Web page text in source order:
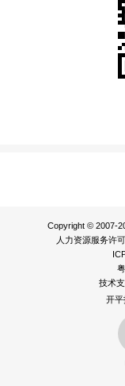
Copyright © 2007-
人力资源服务许
技术支
开平